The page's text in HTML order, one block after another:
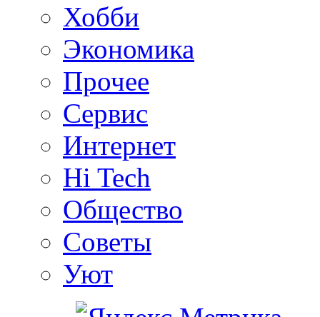
Хобби
Экономика
Прочее
Сервис
Интернет
Hi Tech
Общество
Советы
Уют